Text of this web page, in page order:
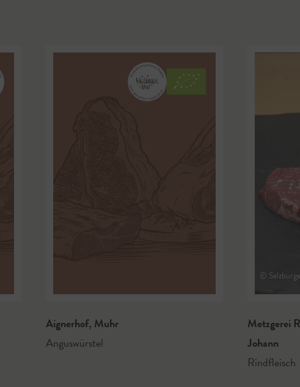
Aignerhof, Muhr
Anguswürstel
©
Metzgerei
Johann
Rindfleisch